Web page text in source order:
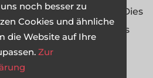
mal vorhanden sind. Dies
User nun innerhalb des
ohne für jede Seite
zu müssen.
noch besser zu
Cookies und ähnliche
die Website auf Ihre
Zur